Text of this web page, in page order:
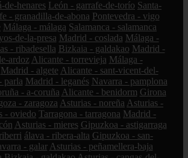
de-henares León - garrafe-de-torío Santa-
- granadilla-de-abona Pontevedra - vigo
Málaga - málaga Salamanca - salamanca
de-la-presa Madrid - coslada Málaga -
- ribadesella Bizkaia - galdakao Madrid -
ardoz Alicante - torrevieja Málaga -
Madrid - algete Alicante - sant-vicent-del-
parla Madrid - leganés Navarra - pamplona
- a-coruña Alicante - benidorm Girona
- zaragoza Asturias - noreña Asturias -
- oviedo Tarragona - tarragona Madrid -
Asturias - mieres Gipuzkoa - astigarraga
álava - ribera-alta Gipuzkoa - san-
- galar Asturias - peñamellera-baja